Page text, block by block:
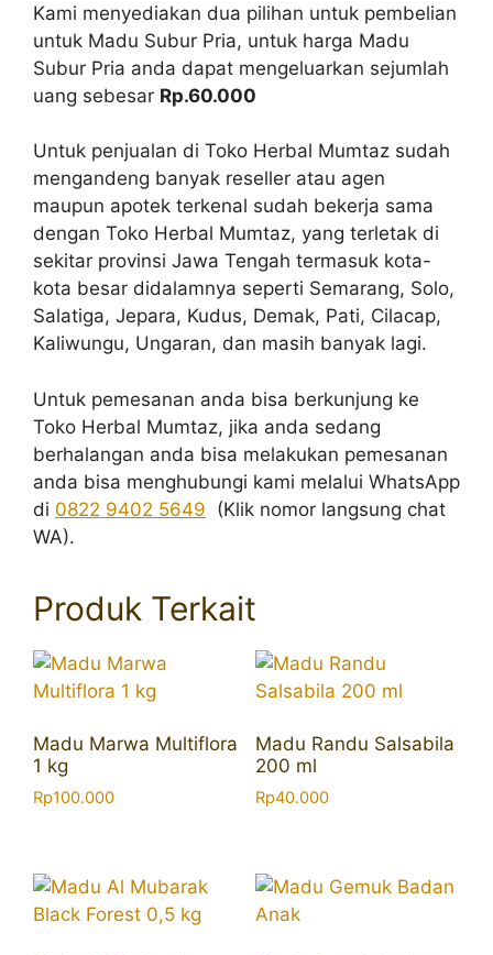
Kami menyediakan dua pilihan untuk pembelian
untuk Madu Subur Pria, untuk harga Madu
Subur Pria anda dapat mengeluarkan sejumlah
uang sebesar Rp.60.000
Untuk penjualan di Toko Herbal Mumtaz sudah
mengandeng banyak reseller atau agen
maupun apotek terkenal sudah bekerja sama
dengan Toko Herbal Mumtaz, yang terletak di
sekitar provinsi Jawa Tengah termasuk kota-
kota besar didalamnya seperti Semarang, Solo,
Salatiga, Jepara, Kudus, Demak, Pati, Cilacap,
Kaliwungu, Ungaran, dan masih banyak lagi.
Untuk pemesanan anda bisa berkunjung ke
Toko Herbal Mumtaz, jika anda sedang
berhalangan anda bisa melakukan pemesanan
anda bisa menghubungi kami melalui WhatsApp
di 0822 9402 5649 (Klik nomor langsung chat
WA).
Produk Terkait
Madu Marwa Multiflora
1 kg
Rp100.000
Madu Randu Salsabila
200 ml
Rp40.000